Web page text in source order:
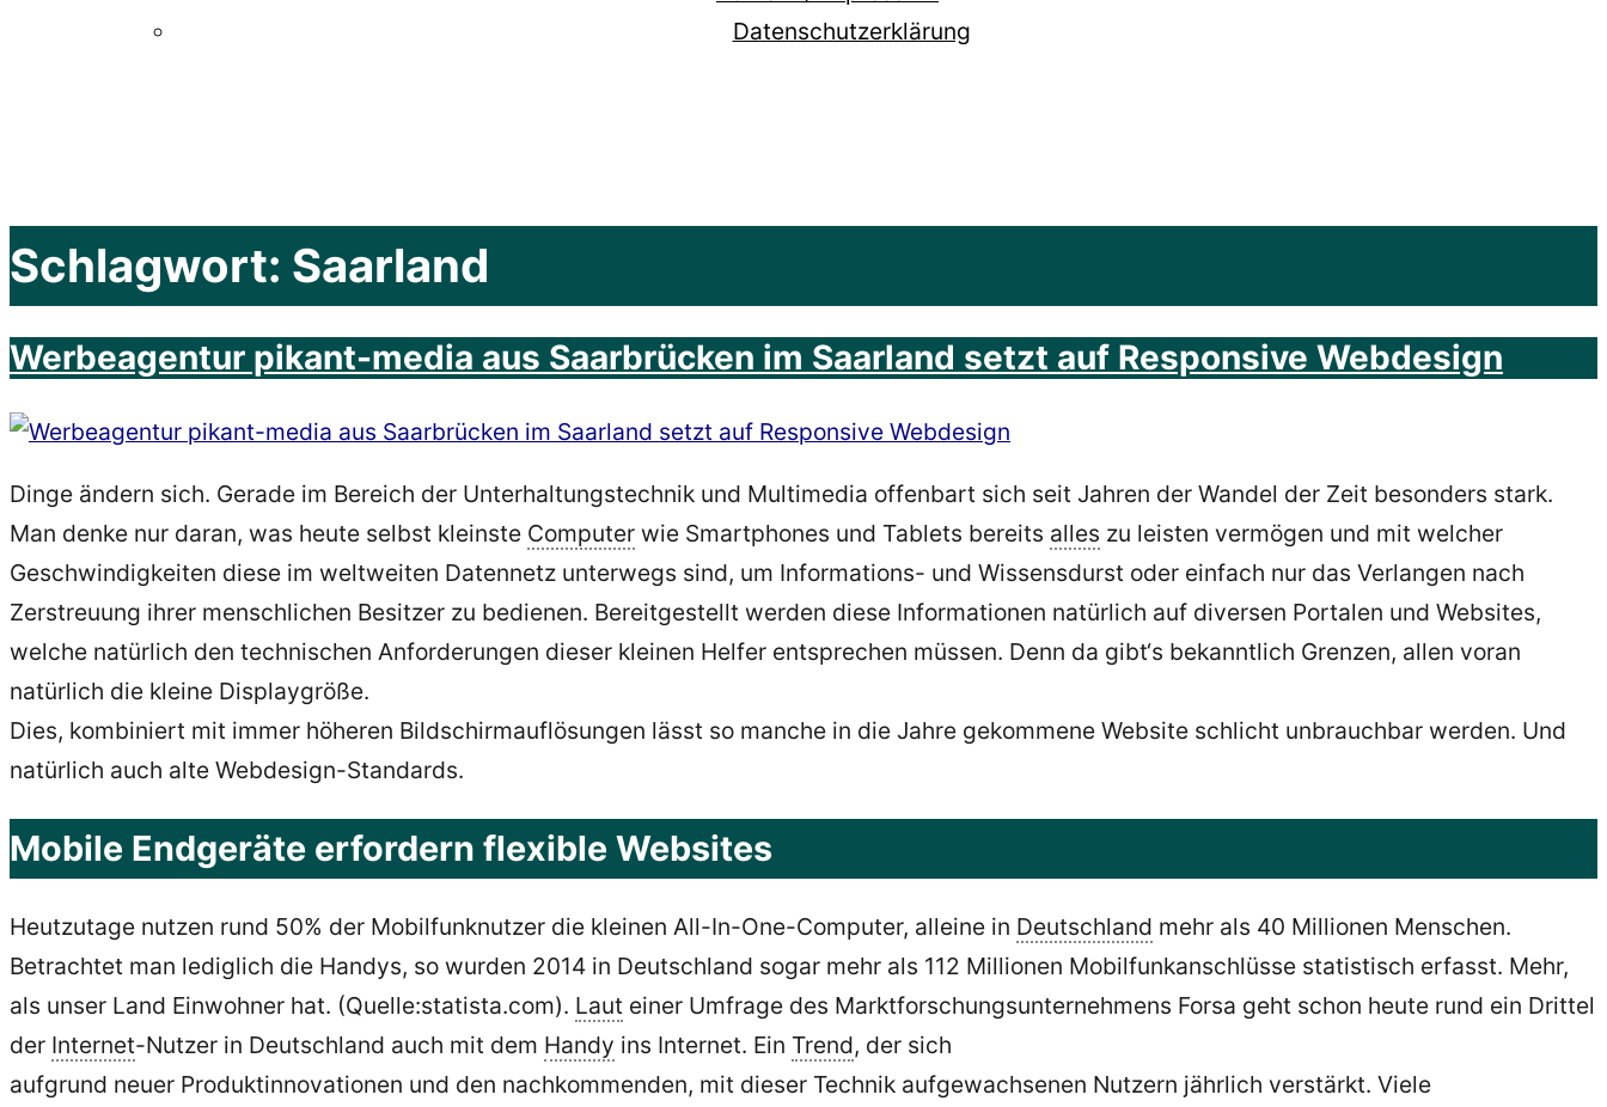
Datenschutzerklärung
Schlagwort: Saarland
Werbeagentur pikant-media aus Saarbrücken im Saarland setzt auf Responsive Webdesign
Dinge ändern sich. Gerade im Bereich der Unterhaltungstechnik und Multimedia offenbart sich seit Jahren der Wandel der Zeit besonders stark.
Man denke nur daran, was heute selbst kleinste Computer wie Smartphones und Tablets bereits alles zu leisten vermögen und mit welcher
Geschwindigkeiten diese im weltweiten Datennetz unterwegs sind, um Informations- und Wissensdurst oder einfach nur das Verlangen nach
Zerstreuung ihrer menschlichen Besitzer zu bedienen. Bereitgestellt werden diese Informationen natürlich auf diversen Portalen und Websites,
welche natürlich den technischen Anforderungen dieser kleinen Helfer entsprechen müssen. Denn da gibt‘s bekanntlich Grenzen, allen voran
natürlich die kleine Displaygröße.
Dies, kombiniert mit immer höheren Bildschirmauflösungen lässt so manche in die Jahre gekommene Website schlicht unbrauchbar werden. Und
natürlich auch alte Webdesign-Standards.
Mobile Endgeräte erfordern flexible Websites
Heutzutage nutzen rund 50% der Mobilfunknutzer die kleinen All-In-One-Computer, alleine in Deutschland mehr als 40 Millionen Menschen.
Betrachtet man lediglich die Handys, so wurden 2014 in Deutschland sogar mehr als 112 Millionen Mobilfunkanschlüsse statistisch erfasst. Mehr,
als unser Land Einwohner hat. (Quelle:statista.com). Laut einer Umfrage des Marktforschungsunternehmens Forsa geht schon heute rund ein Drittel
der Internet-Nutzer in Deutschland auch mit dem Handy ins Internet. Ein Trend, der sich
aufgrund neuer Produktinnovationen und den nachkommenden, mit dieser Technik aufgewachsenen Nutzern jährlich verstärkt. Viele